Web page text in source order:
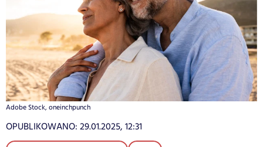
Adobe Stock, oneinchpunch
OPUBLIKOWANO: 29.01.2025, 12:31